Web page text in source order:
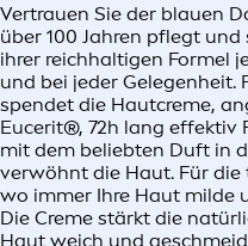
Vertrauen Sie der blauen
über 100 Jahren pflegt
ihrer reichhaltigen Formel
und bei jeder Gelegenheit.
spendet die Hautcreme,
Eucerit®, 72h lang effektiv
mit dem beliebten Duft in
verwöhnt die Haut. Für
wo immer Ihre Haut milde
Die Creme stärkt die
Haut weich und